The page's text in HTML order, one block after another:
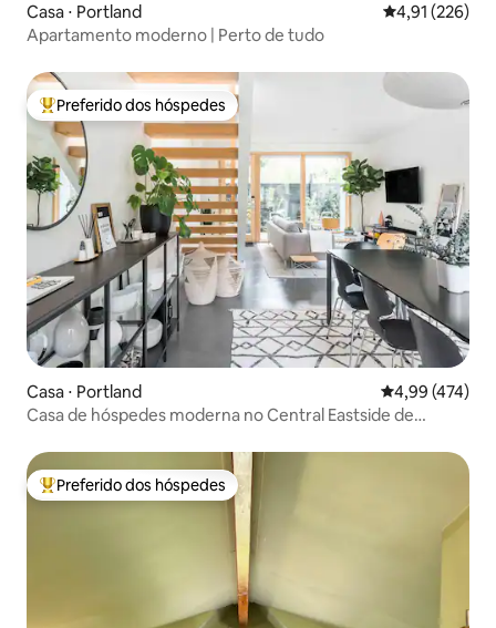
Casa ⋅ Portland 4,91 de uma
4,91 (226)
Apartamento moderno | Perto de tudo
Entre os melhores preferidos dos hóspedes
Preferido dos hóspedes
Casa ⋅ Portland 4,99 de uma
4,99 (474)
Casa de hóspedes moderna no Central Eastside de
Entre os melhores preferidos dos hóspedes
Preferido dos hóspedes